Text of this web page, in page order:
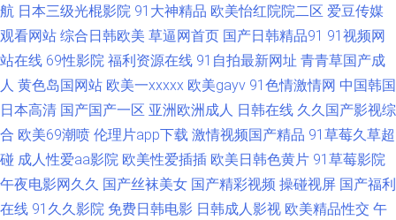
品专区 91国精产 先锋资源无码av 东京热家庭伦理片 日本v韩国v欧洲 91看片
在线 超碰人人靠 男人都懂得网站 影音先锋国产传媒 wwwAV影音先锋 欧美a
司机 玖玖一剧情 夜色资源导航 91永久在线免费 黄色小视频入口 影音先锋色
情影院 东方va青青在线 日韩三级福利网 91人人超 韩国a√中文 中日韩伦日幕
航 日本三级光棍影院 91大神精品 欧美怡红院院二区 爱豆传媒
观看网站 综合日韩欧美 草逼网首页 国产日韩精品91 91视频网
站在线 69性影院 福利资源在线 91自拍最新网址 青青草国产成
人 黄色岛国网站 欧美一xxxxx 欧美gayv 91色情激情网 中国韩国
日本高清 国产国产一区 亚洲欧洲成人 日韩在线 久久国产影视综
合 欧美69潮喷 伦理片app下载 激情视频国产精品 91草莓久草超
碰 成人性爱aa影院 欧美性爱插插 欧美日韩色黄片 91草莓影院
午夜电影网久久 国产丝袜美女 国产精彩视频 操碰视屏 国产福利
在线 91久久影院 免费日韩电影 日韩成人影视 欧美精品性交 午